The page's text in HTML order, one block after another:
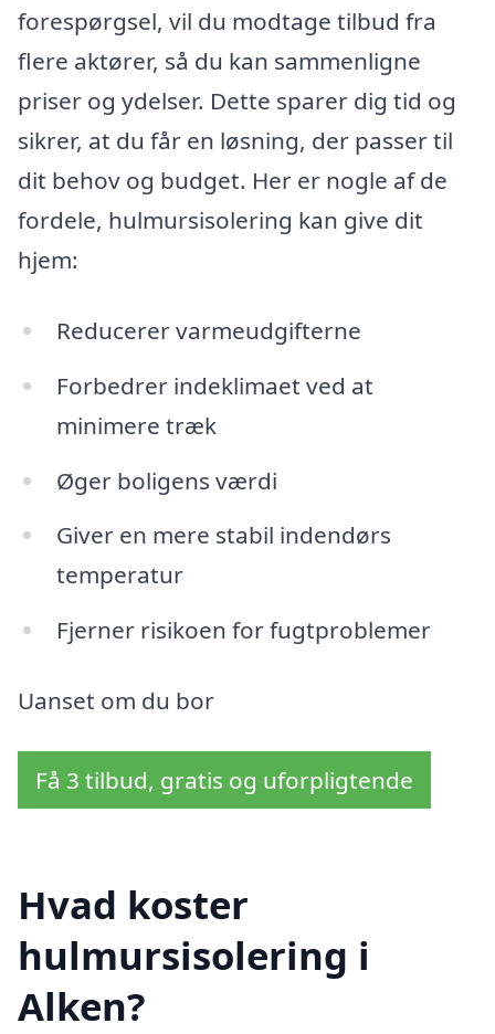
forespørgsel, vil du modtage tilbud fra
flere aktører, så du kan sammenligne
priser og ydelser. Dette sparer dig tid og
sikrer, at du får en løsning, der passer til
dit behov og budget. Her er nogle af de
fordele, hulmursisolering kan give dit
hjem:
Reducerer varmeudgifterne
Forbedrer indeklimaet ved at
minimere træk
Øger boligens værdi
Giver en mere stabil indendørs
temperatur
Fjerner risikoen for fugtproblemer
Uanset om du bor
Få 3 tilbud, gratis og uforpligtende
Hvad koster
hulmursisolering i
Alken?